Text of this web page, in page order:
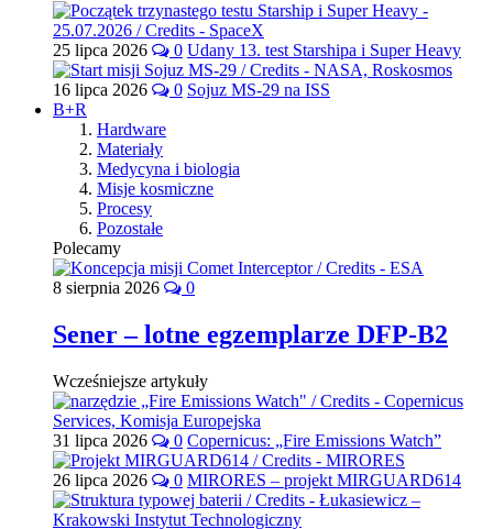
25 lipca 2026 0 Udany 13. test Starshipa i Super Heavy
16 lipca 2026 0 Sojuz MS-29 na ISS
B+R
Hardware
Materiały
Medycyna i biologia
Misje kosmiczne
Procesy
Pozostałe
Polecamy
8 sierpnia 2026 0
Sener – lotne egzemplarze DFP-B2
Wcześniejsze artykuły
31 lipca 2026 0 Copernicus: „Fire Emissions Watch”
26 lipca 2026 0 MIRORES – projekt MIRGUARD614